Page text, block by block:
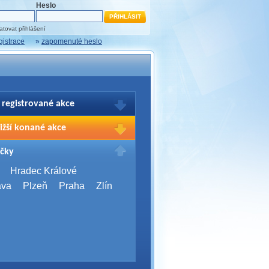
Heslo
přihlášení
» zapomenuté heslo
registrované akce
Vašich registrací na akce
přihlašte.
konané akce
2026
Brno
Server Bootcamp 2026
Hradec Králové
Plzeň Praha Zlín